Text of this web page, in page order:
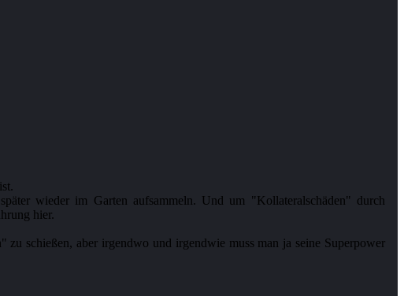
wieder im Garten aufsammeln. Und um "Kollateralschäden" durch
hier.
schießen, aber irgendwo und irgendwie muss man ja seine Superpower